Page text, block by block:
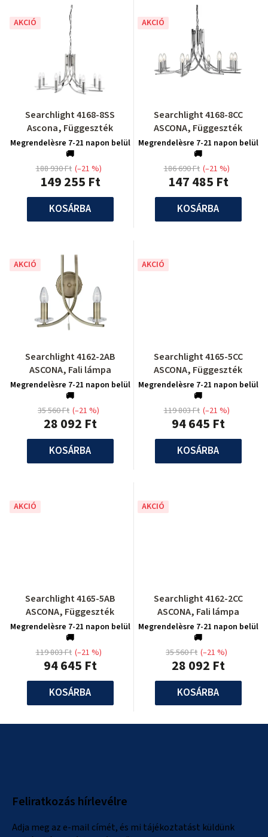
AKCIÓ
Searchlight 4168-8SS
Ascona, Függeszték
Megrendelèsre 7-21 napon belül
🚚
149 255 Ft
188 930 Ft (–21 %)
KOSÁRBA
AKCIÓ
Searchlight 4168-8CC
ASCONA, Függeszték
Megrendelèsre 7-21 napon belül
🚚
147 485 Ft
186 690 Ft (–21 %)
KOSÁRBA
AKCIÓ
Searchlight 4162-2AB
ASCONA, Fali lámpa
Megrendelèsre 7-21 napon belül
🚚
28 092 Ft
35 560 Ft (–21 %)
KOSÁRBA
AKCIÓ
Searchlight 4165-5CC
ASCONA, Függeszték
Megrendelèsre 7-21 napon belül
🚚
94 645 Ft
119 803 Ft (–21 %)
KOSÁRBA
AKCIÓ
Searchlight 4165-5AB
ASCONA, Függeszték
Megrendelèsre 7-21 napon belül
🚚
94 645 Ft
119 803 Ft (–21 %)
KOSÁRBA
AKCIÓ
Searchlight 4162-2CC
ASCONA, Fali lámpa
Megrendelèsre 7-21 napon belül
🚚
28 092 Ft
35 560 Ft (–21 %)
KOSÁRBA
Feliratkozás hírlevélre
Adja meg az e-mail címét, és mi tájékoztatást küldünk